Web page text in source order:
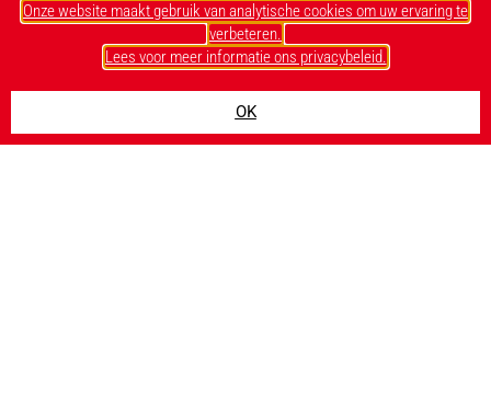
Actueel
Interviews
Onze website maakt gebruik van analytische cookies om uw ervaring te
verbeteren.
Lees voor meer informatie ons privacybeleid.
OK